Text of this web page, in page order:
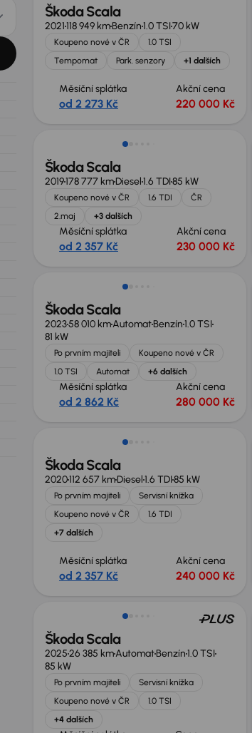
Škoda Scala
2021118 949 kmBenzín1.0 TSI70 kW
Koupeno nové v ČR
1.0 TSI
Tempomat
Park. senzory +1 dalších
Měsíční splátka
od 2 273 Kč
Akční cena
220 000 Kč
Škoda Scala
2019178 777 kmDiesel1.6 TDI85 kW
Koupeno nové v ČR 1.6 TDI
ČR
2.maj
+3 dalších
Měsíční splátka
od 2 357 Kč
Akční cena
230 000 Kč
Zlevněno o 10 000 Kč
Škoda Scala
202358 010 kmAutomatBenzín1.0 TSI
81 kW
Po prvním majiteli
Koupeno nové v ČR
1.0 TSI
Automat +6 dalších
Měsíční splátka
od 2 862 Kč
Akční cena
280 000 Kč
Možnost odpočtu DPH
Škoda Scala
2020112 657 kmDiesel1.6 TDI85 kW
Po prvním majiteli
Servisní knížka
Koupeno nové v ČR
1.6 TDI
+7 dalších
Měsíční splátka
od 2 357 Kč
Akční cena
240 000 Kč
Ušetříte 84 899 Kč
Škoda Scala
202526 385 kmAutomatBenzín1.0 TSI
85 kW
Po prvním majiteli
Servisní knížka
Koupeno nové v ČR
1.0 TSI
+4 dalších